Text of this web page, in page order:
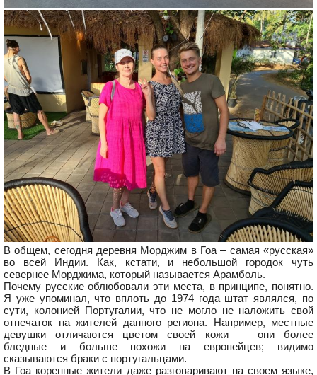
В общем, сегодня деревня Морджим в Гоа – самая «русская»
во всей Индии. Как, кстати, и небольшой городок чуть
севернее Морджима, который называется Арамболь.
Почему русские облюбовали эти места, в принципе, понятно.
Я уже упоминал, что вплоть до 1974 года штат являлся, по
сути, колонией Португалии, что не могло не наложить свой
отпечаток на жителей данного региона. Например, местные
девушки отличаются цветом своей кожи — они более
бледные и больше похожи на европейцев; видимо
сказываются браки с португальцами.
В Гоа коренные жители даже разговаривают на своем языке,